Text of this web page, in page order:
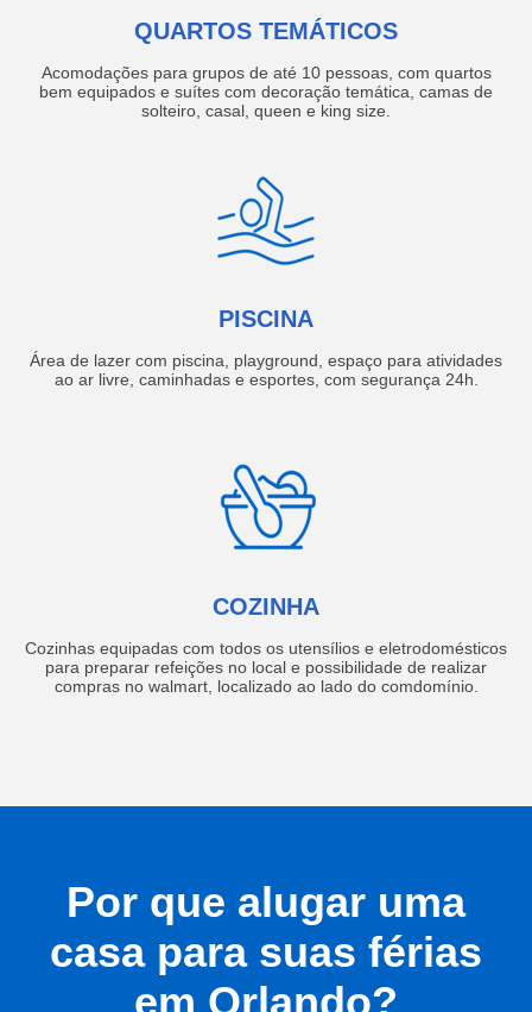
QUARTOS TEMÁTICOS
Acomodações para grupos de até 10 pessoas, com quartos
bem equipados e suítes com decoração temática, camas de
solteiro, casal, queen e king size.
PISCINA
Área de lazer com piscina, playground, espaço para atividades
ao ar livre, caminhadas e esportes, com segurança 24h.
COZINHA
Cozinhas equipadas com todos os utensílios e eletrodomésticos
para preparar refeições no local e possibilidade de realizar
compras no walmart, localizado ao lado do comdomínio.
Por que alugar uma
casa para suas férias
em Orlando?